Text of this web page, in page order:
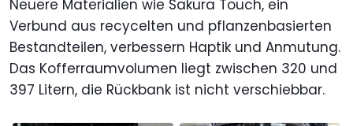
Neuere Materialien wie Sakura Touch, ein
Verbund aus recycelten und pflanzenbasierten
Bestandteilen, verbessern Haptik und Anmutung.
Das Kofferraumvolumen liegt zwischen 320 und
397 Litern, die Rückbank ist nicht verschiebbar.